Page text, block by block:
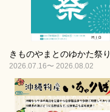
きものやまとのゆかた祭り
2026.07.16〜 2026.08.02